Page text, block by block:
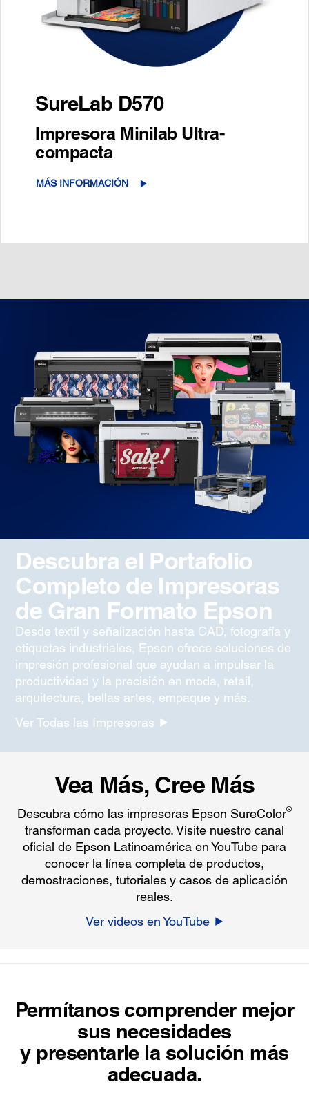
SureLab D570
Impresora Minilab Ultra-
compacta
MÁS INFORMACIÓN
Descubra el Portafolio
Completo de Impresoras
de Gran Formato Epson
Desde textil y señalización hasta CAD, fotografía y
etiquetas industriales, Epson ofrece soluciones de
impresión profesional que ayudan a impulsar la
productividad y la precisión en moda, retail,
arquitectura, bellas artes, empaque y más.
Ver Todas las Impresoras
Vea Más, Cree Más
Descubra cómo las impresoras Epson SureColor®
transforman cada proyecto. Visite nuestro canal
oficial de Epson Latinoamérica en YouTube para
conocer la línea completa de productos,
demostraciones, tutoriales y casos de aplicación
reales.
Ver videos en YouTube
Permítanos comprender mejor
sus necesidades
y presentarle la solución más
adecuada.